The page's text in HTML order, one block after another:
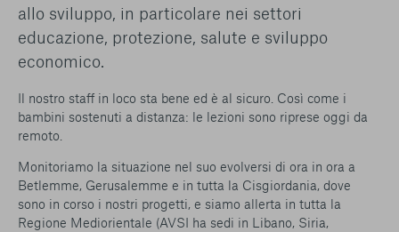
allo sviluppo, in particolare nei settori
educazione, protezione, salute e sviluppo
economico.
Il nostro staff in loco sta bene ed è al sicuro. Così come i
bambini sostenuti a distanza: le lezioni sono riprese oggi da
remoto.
Monitoriamo la situazione nel suo evolversi di ora in ora a
Betlemme, Gerusalemme e in tutta la Cisgiordania, dove
sono in corso i nostri progetti, e siamo allerta in tutta la
Regione Mediorientale (AVSI ha sedi in Libano, Siria,